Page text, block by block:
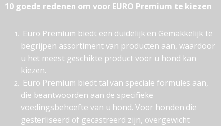
10 goede redenen om voor EURO Premium te kiezen
Euro Premium biedt een duidelijk en Gemakkelijk te
begrijpen assortiment van producten aan, waardoor
u het meest geschikte product voor u hond kan
kiezen.
Euro Premium biedt tal van speciale formules aan,
die beantwoorden aan de specifieke
voedingsbehoefte van u hond. Voor honden die
gesterliseerd of gecastreerd zijn, overgewicht